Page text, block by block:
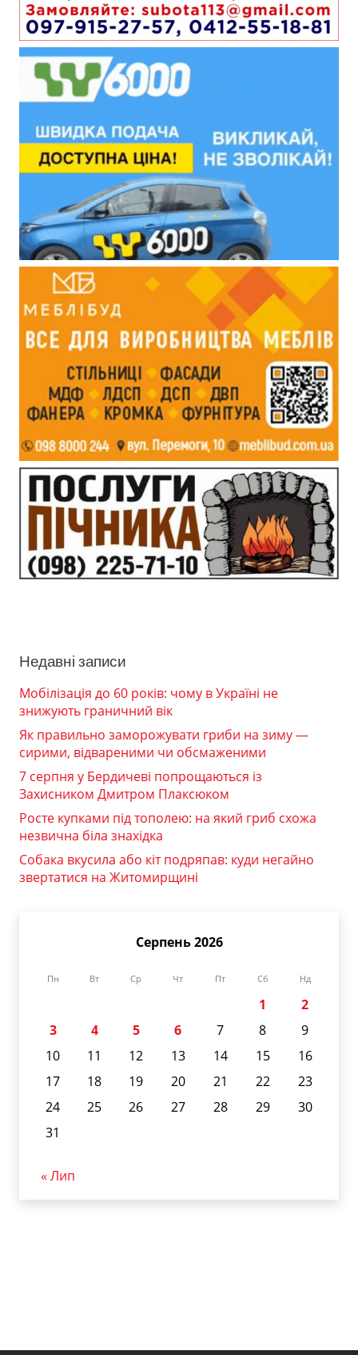
Недавні записи
Мобілізація до 60 років: чому в Україні не
знижують граничний вік
Як правильно заморожувати гриби на зиму —
сирими, відвареними чи обсмаженими
7 серпня у Бердичеві попрощаються із
Захисником Дмитром Плаксюком
Росте купками під тополею: на який гриб схожа
незвична біла знахідка
Собака вкусила або кіт подряпав: куди негайно
звертатися на Житомирщині
Серпень 2026
Пн Вт Ср Чт Пт Сб Нд
1
2
3
4 5 6 7 8
9
10
11 12 13 14 15
16
17
18 19 20 21 22
23
24
25 26 27 28 29
30
31
« Лип